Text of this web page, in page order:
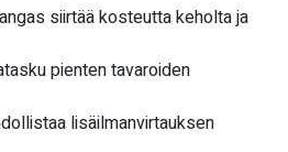
siirtää kosteutta keholta ja
pienten tavaroiden
lisäilmanvirtauksen